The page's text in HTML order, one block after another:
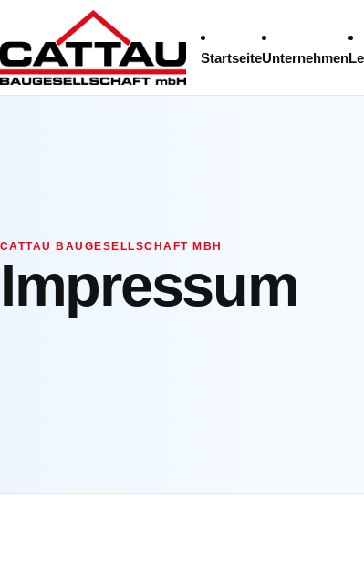
StartseiteUnternehmen
CATTAU BAUGESELLSCHAFT MBH
Impressum